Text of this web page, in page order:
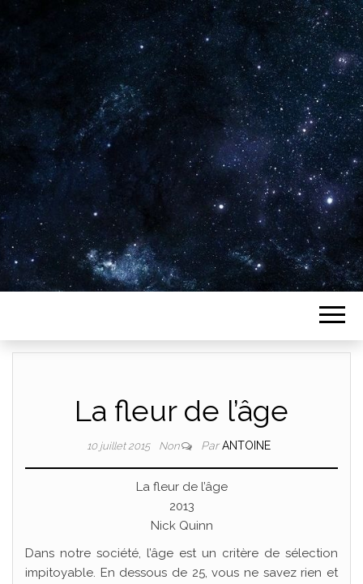
Plus de 2800 critiques de films
La fleur de l’âge
10 juillet 2015 Non ParANTOINE
La fleur de l’âge
2013
Nick Quinn
Dans notre société, l’âge est un critère de sélection
impitoyable. En dessous de 25, vous ne savez rien et